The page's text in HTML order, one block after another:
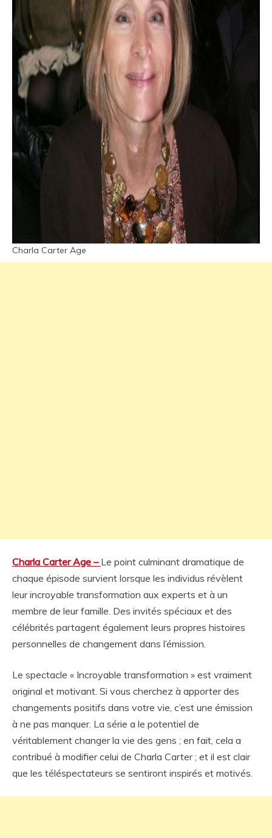
Charla Carter Age
Charla Carter Age – Le point culminant dramatique de
chaque épisode survient lorsque les individus révèlent
leur incroyable transformation aux experts et à un
membre de leur famille. Des invités spéciaux et des
célébrités partagent également leurs propres histoires
personnelles de changement dans l’émission.
Le spectacle « Incroyable transformation » est vraiment
original et motivant. Si vous cherchez à apporter des
changements positifs dans votre vie, c’est une émission
à ne pas manquer. La série a le potentiel de
véritablement changer la vie des gens ; en fait, cela a
contribué à modifier celui de Charla Carter ; et il est clair
que les téléspectateurs se sentiront inspirés et motivés.